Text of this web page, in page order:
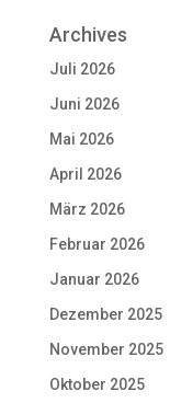
Archives
Juli 2026
Juni 2026
Mai 2026
April 2026
März 2026
Februar 2026
Januar 2026
Dezember 2025
November 2025
Oktober 2025